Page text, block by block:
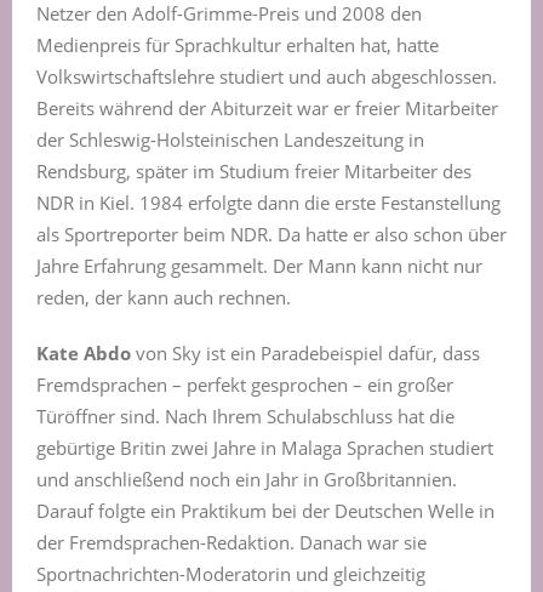
Netzer den Adolf-Grimme-Preis und 2008 den
Medienpreis für Sprachkultur erhalten hat, hatte
Volkswirtschaftslehre studiert und auch abgeschlossen.
Bereits während der Abiturzeit war er freier Mitarbeiter
der Schleswig-Holsteinischen Landeszeitung in
Rendsburg, später im Studium freier Mitarbeiter des
NDR in Kiel. 1984 erfolgte dann die erste Festanstellung
als Sportreporter beim NDR. Da hatte er also schon über
Jahre Erfahrung gesammelt. Der Mann kann nicht nur
reden, der kann auch rechnen.
Kate Abdo von Sky ist ein Paradebeispiel dafür, dass
Fremdsprachen – perfekt gesprochen – ein großer
Türöffner sind. Nach Ihrem Schulabschluss hat die
gebürtige Britin zwei Jahre in Malaga Sprachen studiert
und anschließend noch ein Jahr in Großbritannien.
Darauf folgte ein Praktikum bei der Deutschen Welle in
der Fremdsprachen-Redaktion. Danach war sie
Sportnachrichten-Moderatorin und gleichzeitig